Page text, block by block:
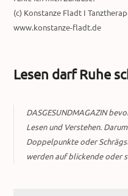
(c) Konstanze Fladt I
www.konstanze-fladt.de
Lesen darf Ruhe
DASGESUNDMAGAZIN
Lesen und Verstehen.
Doppelpunkte oder
werden auf blickende oder